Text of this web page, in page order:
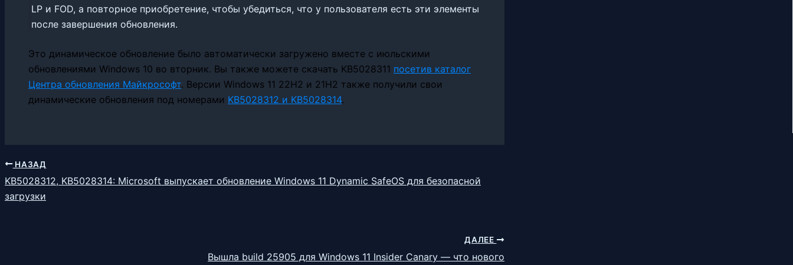
LP и FOD, а повторное приобретение, чтобы убедиться, что у пользователя есть эти элементы
после завершения обновления.
Это динамическое обновление было автоматически загружено вместе с июльскими
обновлениями Windows 10 во вторник. Вы также можете скачать KB5028311 посетив каталог
Центра обновления Майкрософт. Версии Windows 11 22H2 и 21H2 также получили свои
динамические обновления под номерами KB5028312 и KB5028314.
НАЗАД
KB5028312, KB5028314: Microsoft выпускает обновление Windows 11 Dynamic SafeOS для безопасной
загрузки
ДАЛЕЕ
Вышла build 25905 для Windows 11 Insider Canary — что нового